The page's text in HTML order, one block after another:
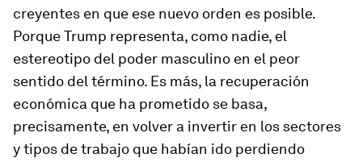
creyentes en que ese nuevo orden es posible.
Porque Trump representa, como nadie, el
estereotipo del poder masculino en el peor
sentido del término. Es más, la recuperación
económica que ha prometido se basa,
precisamente, en volver a invertir en los sectores
y tipos de trabajo que habían ido perdiendo